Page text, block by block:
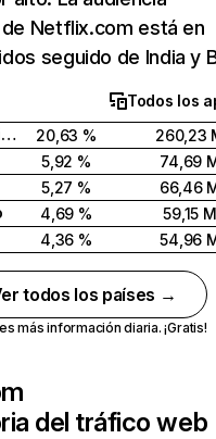
Netflix.com está en
seguido de India y
Todos los
Estados Unidos
20,63 %
260,23
5,92 %
74,69
5,27 %
66,46
4,69 %
59,15 M
4,36 % 54,96
todos los países →
más información diaria. ¡Gratis!
del tráfico web